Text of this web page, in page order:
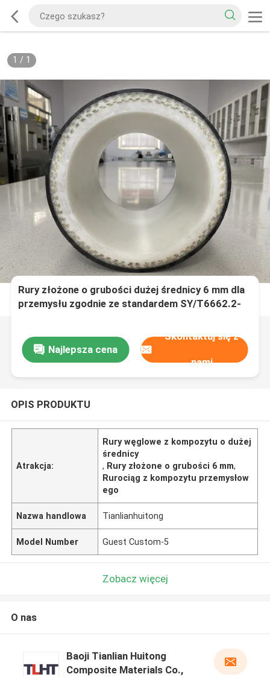
1 / 1
Rury złożone o grubości dużej średnicy 6 mm dla
przemysłu zgodnie ze standardem SY/T6662.2-
Najlepsza cena
Skontaktuj się z
nami
OPIS PRODUKTU
Atrakcja:
Rury węglowe z kompozytu o dużej
średnicy
, Rury złożone o grubości 6 mm,
Rurociąg z kompozytu przemysłow
ego
Nazwa handlowa Tianlianhuitong
Model Number Guest Custom-5
Zobacz więcej
O nas
Baoji Tianlian Huitong
Composite Materials Co.,